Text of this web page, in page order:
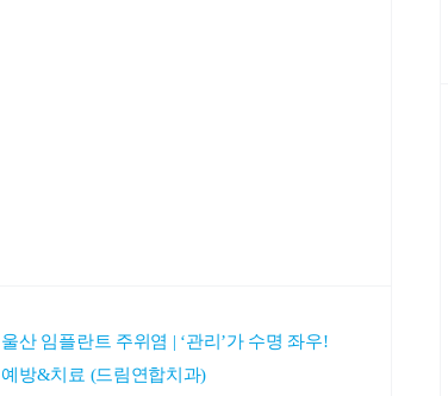
울산 임플란트 주위염 | ‘관리’가 수명 좌우!
예방&치료 (드림연합치과)